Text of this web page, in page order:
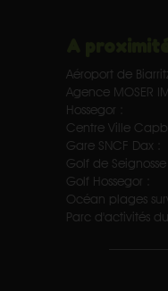
Aéroport de Biarritz
Agence MOSER
Hossegor :
Centre Ville
Gare SNCF Dax :
Golf de Seignosse :
Golf Hossegor :
Océan plages
Parc d'activités